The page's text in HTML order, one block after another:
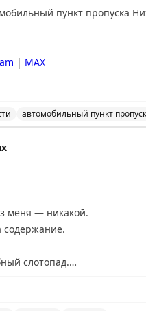
пункт пропуска
| MAX
автомобильный пункт
меня — никакой.
содержание.
слотопад.